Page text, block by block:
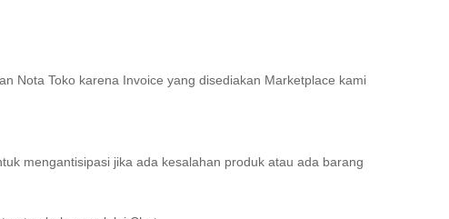
Nota Toko karena Invoice yang disediakan Marketplace kami
mengantisipasi jika ada kesalahan produk atau ada barang